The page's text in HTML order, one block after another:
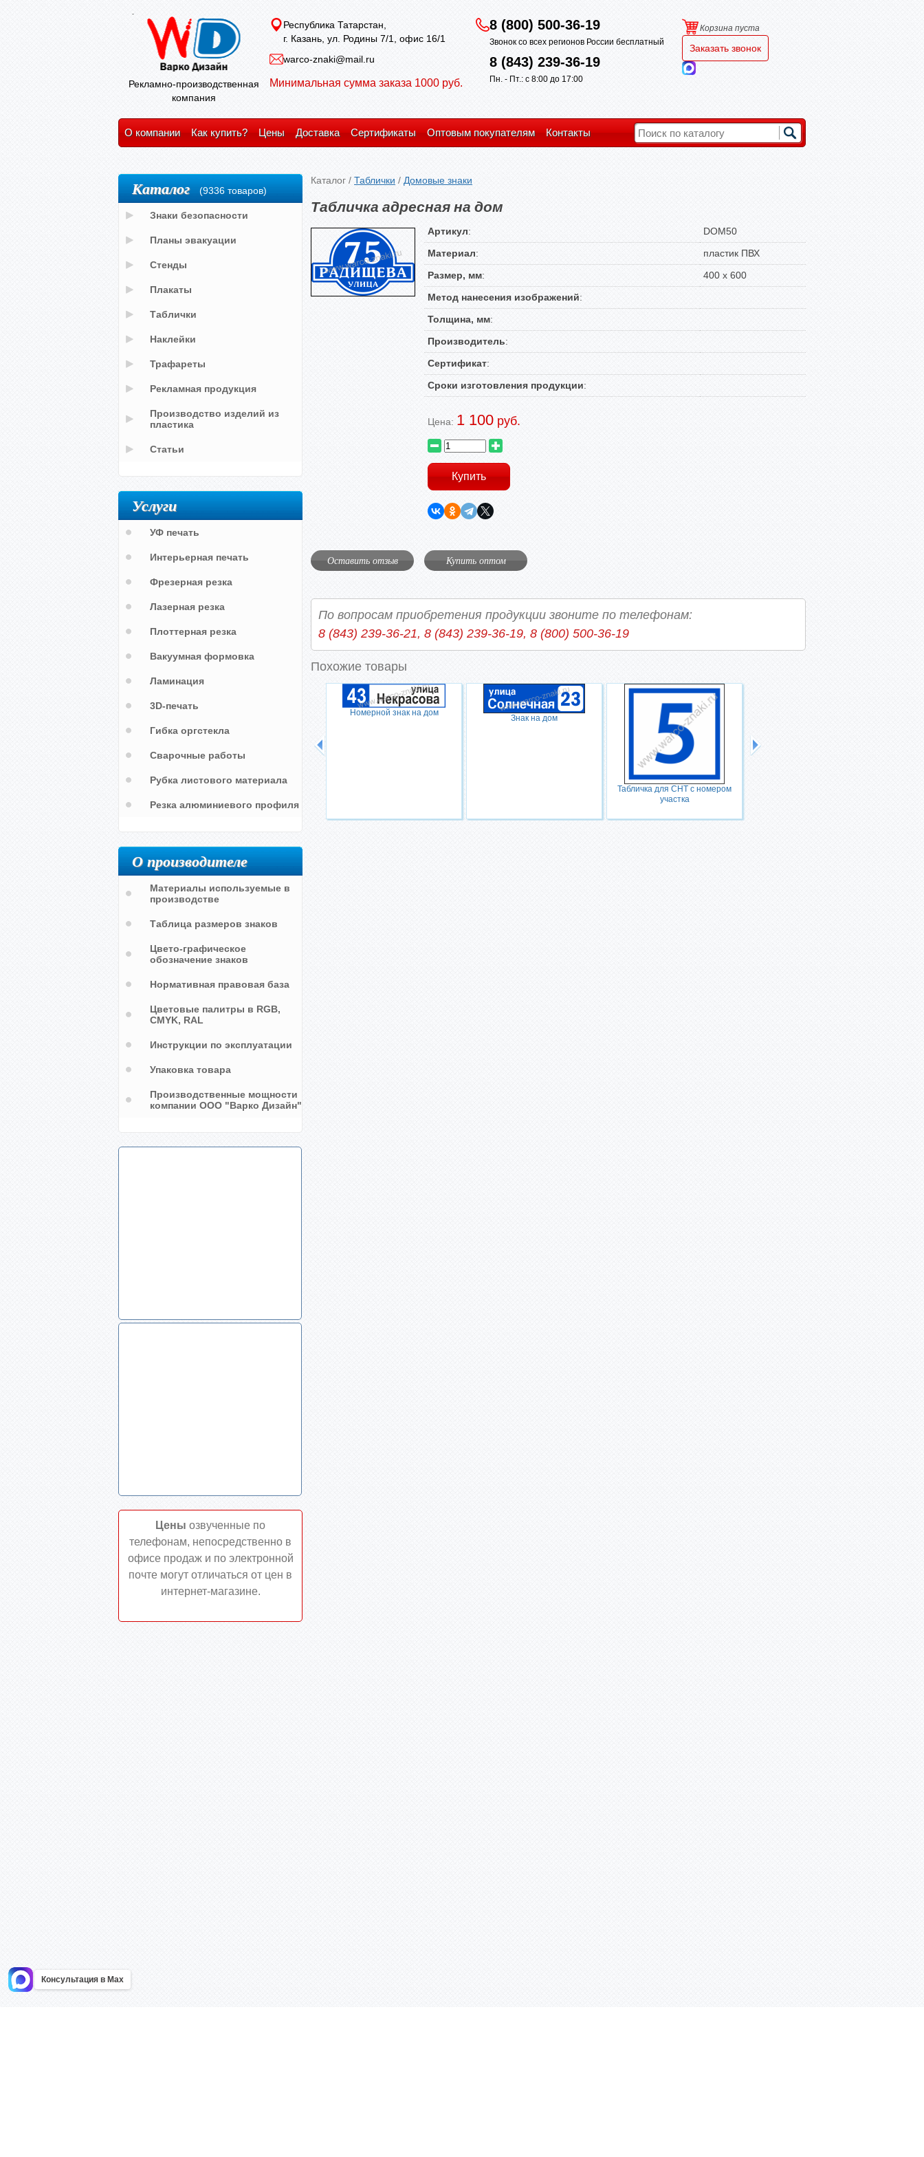
Рекламно-производственная
компания
Республика Татарстан,
г. Казань, ул. Родины 7/1, офис 16/1
warco-znaki@mail.ru
Минимальная сумма заказа 1000 руб.
8 (800) 500-36-19
Звонок со всех регионов России бесплатный
8 (843) 239-36-19
Пн. - Пт.: с 8:00 до 17:00
Корзина пуста
Заказать звонок
О компании Как купить? Цены Доставка Сертификаты Оптовым покупателям Контакты
Каталог / Таблички / Домовые знаки
Табличка адресная на дом
Артикул:
DOM50
Материал:
пластик ПВХ
Размер, мм:
400 х 600
Метод нанесения изображений:
Толщина, мм:
Производитель:
Сертификат:
Сроки изготовления продукции:
Цена: 1 100 руб.
Оставить отзыв Купить оптом
По вопросам приобретения продукции звоните по телефонам:
8 (843) 239-36-21, 8 (843) 239-36-19, 8 (800) 500-36-19
Похожие товары
Номерной знак на дом
Знак на дом
Табличка для СНТ с номером
участка
Каталог (9336 товаров)
Знаки безопасности
Планы эвакуации
Стенды
Плакаты
Таблички
Наклейки
Трафареты
Рекламная продукция
Производство изделий из
пластика
Статьи
Услуги
УФ печать
Интерьерная печать
Фрезерная резка
Лазерная резка
Плоттерная резка
Вакуумная формовка
Ламинация
3D-печать
Гибка оргстекла
Сварочные работы
Рубка листового материала
Резка алюминиевого профиля
О производителе
Материалы используемые в
производстве
Таблица размеров знаков
Цвето-графическое
обозначение знаков
Нормативная правовая база
Цветовые палитры в RGB,
CMYK, RAL
Инструкции по эксплуатации
Упаковка товара
Производственные мощности
компании ООО "Варко Дизайн"
Цены озвученные по
телефонам, непосредственно в
офисе продаж и по электронной
почте могут отличаться от цен в
интернет-магазине.
Консультация в Max